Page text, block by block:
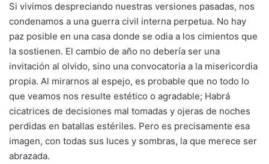
Si vivimos despreciando nuestras versiones pasadas, nos
condenamos a una guerra civil interna perpetua. No hay
paz posible en una casa donde se odia a los cimientos que
la sostienen. El cambio de año no debería ser una
invitación al olvido, sino una convocatoria a la misericordia
propia. Al mirarnos al espejo, es probable que no todo lo
que veamos nos resulte estético o agradable; Habrá
cicatrices de decisiones mal tomadas y ojeras de noches
perdidas en batallas estériles. Pero es precisamente esa
imagen, con todas sus luces y sombras, la que merece ser
abrazada.